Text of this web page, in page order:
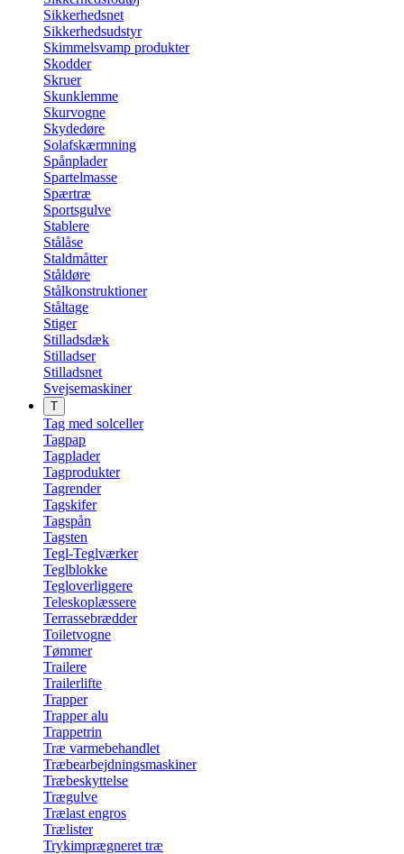
Sikkerhedsnet
Sikkerhedsudstyr
Skimmelsvamp produkter
Skodder
Skruer
Skunklemme
Skurvogne
Skydedøre
Solafskærmning
Spånplader
Spartelmasse
Spærtræ
Sportsgulve
Stablere
Stålåse
Staldmåtter
Ståldøre
Stålkonstruktioner
Ståltage
Stiger
Stilladsdæk
Stilladser
Stilladsnet
Svejsemaskiner
T
Tag med solceller
Tagpap
Tagplader
Tagprodukter
Tagrender
Tagskifer
Tagspån
Tagsten
Tegl-Teglværker
Teglblokke
Tegloverliggere
Teleskoplæssere
Terrassebrædder
Toiletvogne
Tømmer
Trailere
Trailerlifte
Trapper
Trapper alu
Trappetrin
Træ varmebehandlet
Træbearbejdningsmaskiner
Træbeskyttelse
Trægulve
Trælast engros
Trælister
Trykimprægneret træ